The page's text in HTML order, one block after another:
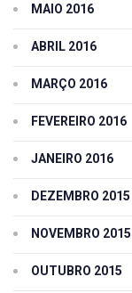
MAIO 2016
ABRIL 2016
MARÇO 2016
FEVEREIRO 2016
JANEIRO 2016
DEZEMBRO 2015
NOVEMBRO 2015
OUTUBRO 2015